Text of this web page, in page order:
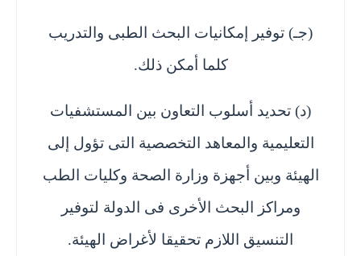
(جـ) توفير إمكانيات البحث الطبى والتدريب
كلما أمكن ذلك.
(د) تحديد أسلوب التعاون بين المستشفيات
التعليمية والمعاهد التخصصية التى تؤول إلى
الهيئة وبين أجهزة وزارة الصحة وكليات الطب
ومراكز البحث الأخرى فى الدولة لتوفير
التنسيق اللازم تحقيقا لأغراض الهيئة.